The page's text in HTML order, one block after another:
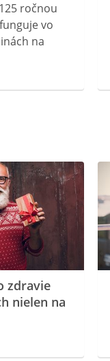
ročnou
vo
na
zdravie
nielen na